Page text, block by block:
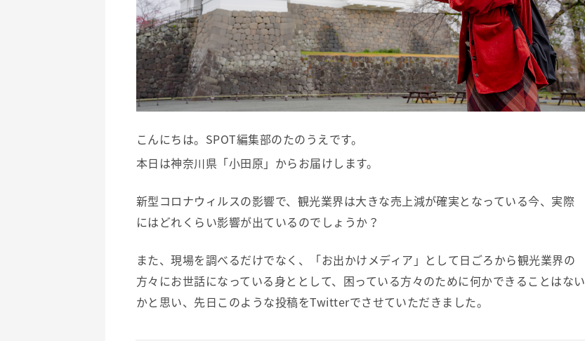
こんにちは。SPOT編集部のたのうえです。
本日は神奈川県「小田原」からお届けします。
新型コロナウィルスの影響で、観光業界は大きな売上減が確実となっている今、実際
にはどれくらい影響が出ているのでしょうか？
また、現場を調べるだけでなく、「お出かけメディア」として日ごろから観光業界の
方々にお世話になっている身ととして、困っている方々のために何かできることはない
かと思い、先日このような投稿をTwitterでさせていただきました。